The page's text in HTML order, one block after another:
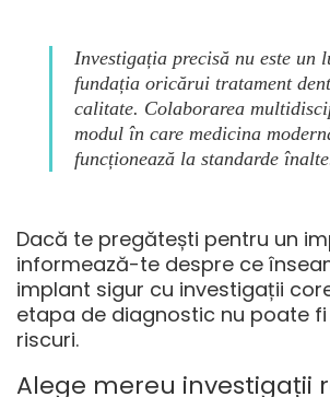
Investigația precisă nu este un
fundația oricărui tratament
calitate. Colaborarea
modul în care medicina
funcționează la standarde
Dacă te pregătești pentru un
informează-te despre ce
implant sigur cu investigații
etapa de diagnostic nu poate
riscuri.
Alege mereu investigații